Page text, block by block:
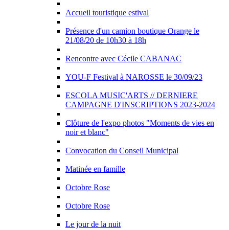
Accueil touristique estival
Présence d'un camion boutique Orange le
21/08/20 de 10h30 à 18h
Rencontre avec Cécile CABANAC
YOU-F Festival à NAROSSE le 30/09/23
ESCOLA MUSIC'ARTS // DERNIERE
CAMPAGNE D'INSCRIPTIONS 2023-2024
Clôture de l'expo photos "Moments de vies en
noir et blanc"
Convocation du Conseil Municipal
Matinée en famille
Octobre Rose
Octobre Rose
Le jour de la nuit